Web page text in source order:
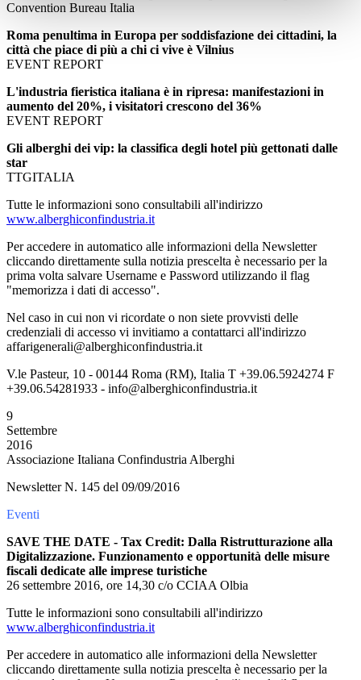
Convention Bureau Italia
Roma penultima in Europa per soddisfazione dei cittadini, la
città che piace di più a chi ci vive è Vilnius
EVENT REPORT
L'industria fieristica italiana è in ripresa: manifestazioni in
aumento del 20%, i visitatori crescono del 36%
EVENT REPORT
Gli alberghi dei vip: la classifica degli hotel più gettonati dalle
star
TTGITALIA
Tutte le informazioni sono consultabili all'indirizzo
www.alberghiconfindustria.it
Per accedere in automatico alle informazioni della Newsletter
cliccando direttamente sulla notizia prescelta è necessario per la
prima volta salvare Username e Password utilizzando il flag
"memorizza i dati di accesso".
Nel caso in cui non vi ricordate o non siete provvisti delle
credenziali di accesso vi invitiamo a contattarci all'indirizzo
affarigenerali@alberghiconfindustria.it
V.le Pasteur, 10 - 00144 Roma (RM), Italia T +39.06.5924274 F
+39.06.54281933 - info@alberghiconfindustria.it
9
Settembre
2016
Associazione Italiana Confindustria Alberghi
Newsletter N. 145 del 09/09/2016
Eventi
SAVE THE DATE - Tax Credit: Dalla Ristrutturazione alla
Digitalizzazione. Funzionamento e opportunità delle misure
fiscali dedicate alle imprese turistiche
26 settembre 2016, ore 14,30 c/o CCIAA Olbia
Tutte le informazioni sono consultabili all'indirizzo
www.alberghiconfindustria.it
Per accedere in automatico alle informazioni della Newsletter
cliccando direttamente sulla notizia prescelta è necessario per la